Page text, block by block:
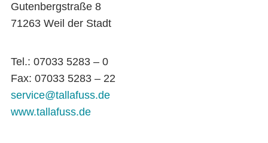
Gutenbergstraße 8
71263 Weil der Stadt
Tel.: 07033 5283 – 0
Fax: 07033 5283 – 22
service@tallafuss.de
www.tallafuss.de